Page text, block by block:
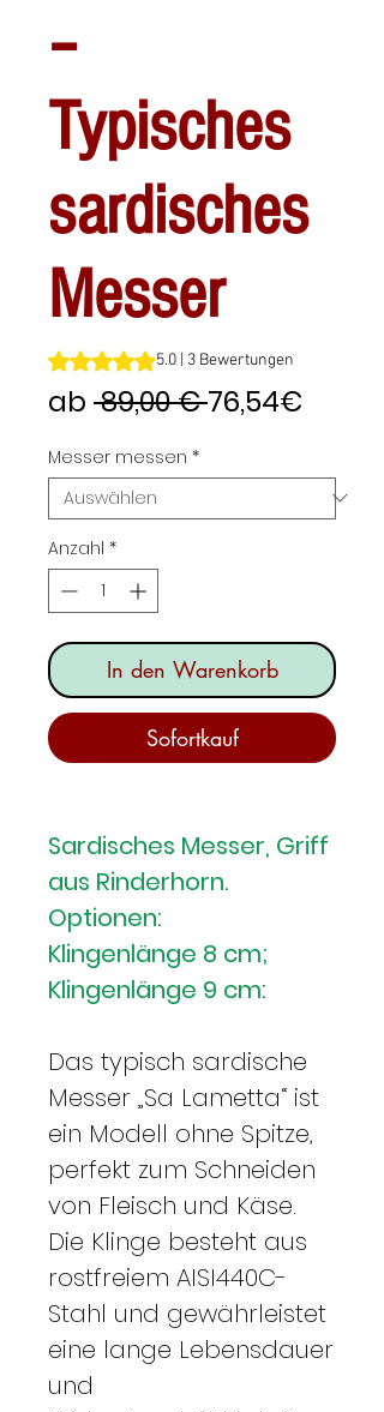
–
Typisches
sardisches
Messer
Das Rating beträgt 5.0 von fünf
5.0 | 3 Bewertungen
ab 89,00 € 76,54€
Messer messen *
Anzahl *
In den Warenkorb
Sofortkauf
Sardisches Messer, Griff
aus Rinderhorn.
Optionen:
Klingenlänge 8 cm;
Klingenlänge 9 cm:
Das typisch sardische
Messer „Sa Lametta“ ist
ein Modell ohne Spitze,
perfekt zum Schneiden
von Fleisch und Käse.
Die Klinge besteht aus
rostfreiem AISI440C-
Stahl und gewährleistet
eine lange Lebensdauer
und